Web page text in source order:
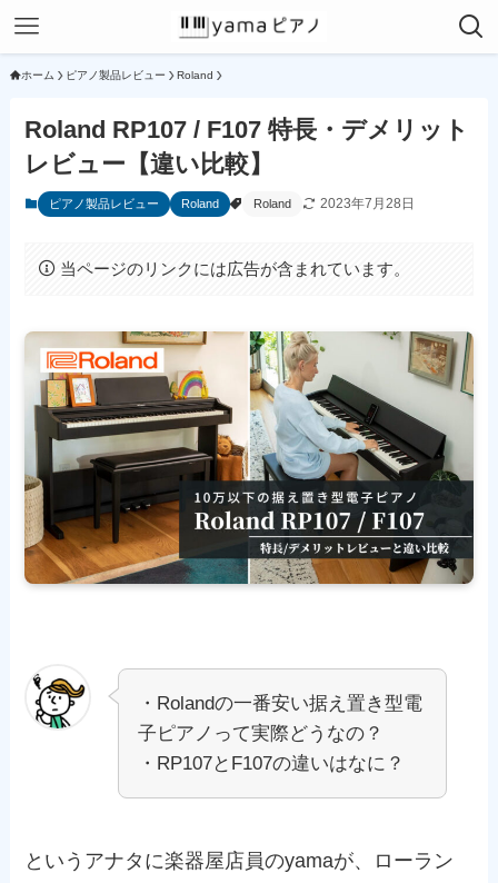
ホーム ピアノ製品レビュー Roland
Roland RP107 / F107 特長・デメリット
レビュー【違い比較】
ピアノ製品レビュー Roland Roland 2023年7月28日
当ページのリンクには広告が含まれています。
・Rolandの一番安い据え置き型電
子ピアノって実際どうなの？
・RP107とF107の違いはなに？
というアナタに楽器屋店員のyamaが、ローラン